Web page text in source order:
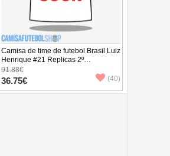
Camisa de time de futebol Brasil Luiz
Henrique #21 Replicas 2º
Equipamento Infantil Mundo 2026
Manga Curta (+ Calças curtas)
91.88€
36.75€ (40)